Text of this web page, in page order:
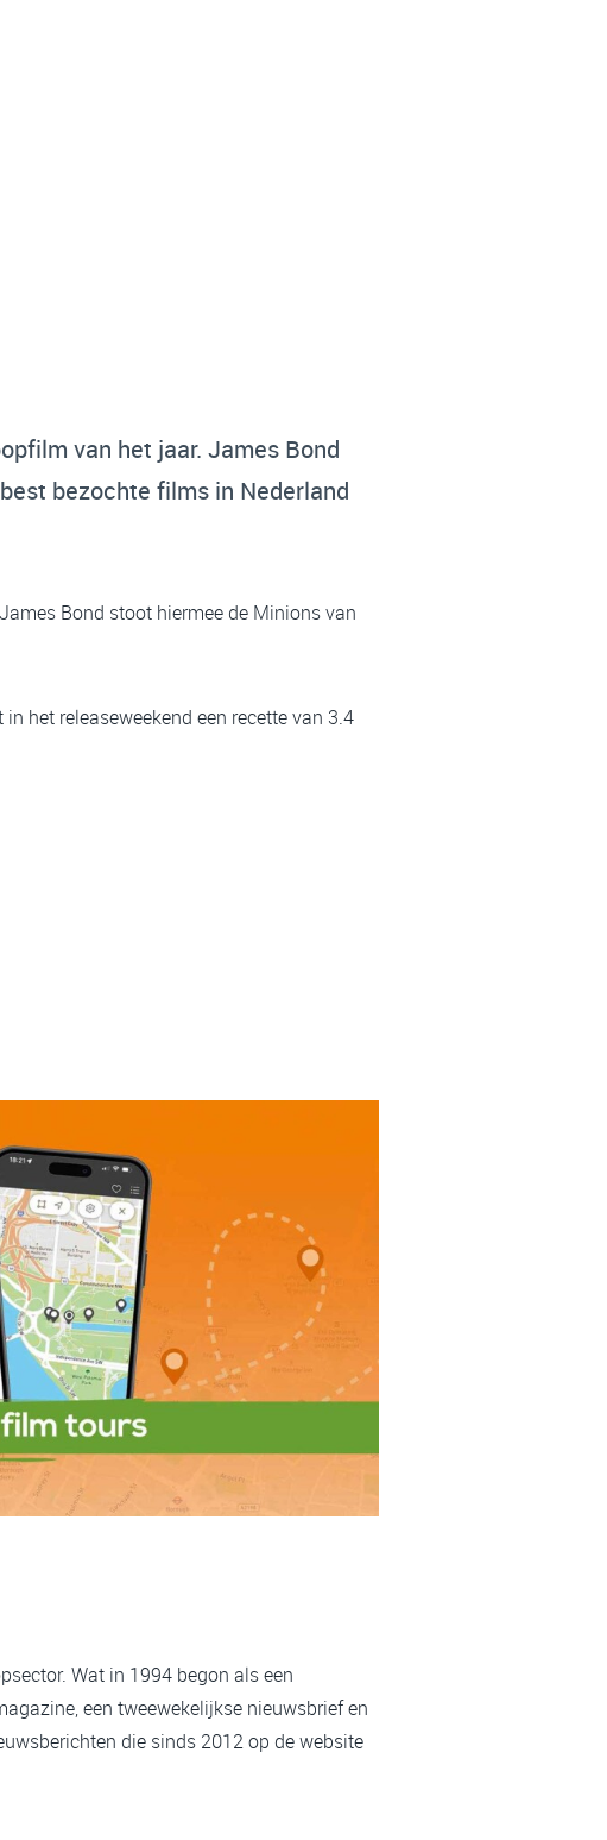
van het jaar. James Bond
bezochte films in Nederland
Bond stoot hiermee de Minions van
het releaseweekend een recette van 3.4
Wat in 1994 begon als een
een tweewekelijkse nieuwsbrief en
die sinds 2012 op de website